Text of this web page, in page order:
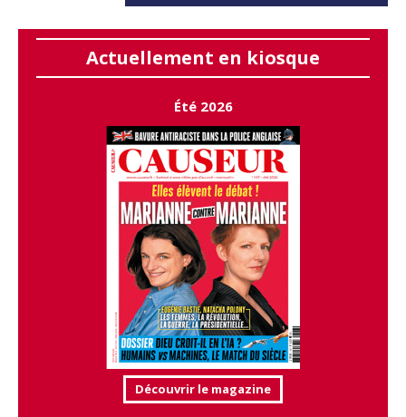
Actuellement en kiosque
Été 2026
Découvrir le magazine